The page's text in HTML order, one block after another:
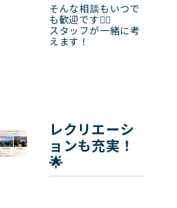
そんな相談もいつで
も歓迎です👌🏻
スタッフが一緒に考
えます！
レクリエーシ
ョンも充実！
🌟